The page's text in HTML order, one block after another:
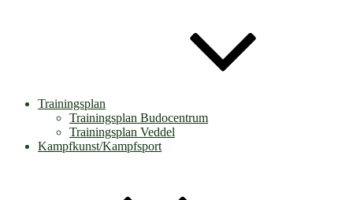
Trainingsplan
Trainingsplan Budocentrum
Trainingsplan Veddel
Kampfkunst/Kampfsport